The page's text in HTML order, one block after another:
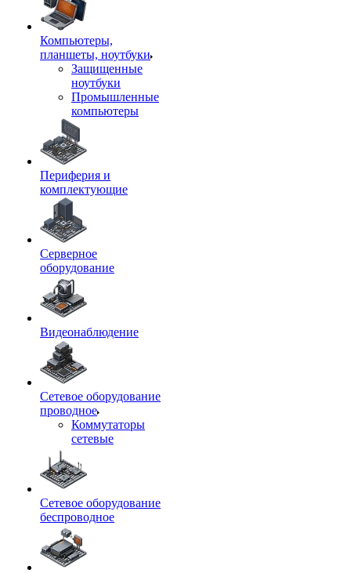
Компьютеры,
планшеты, ноутбуки
Защищенные
ноутбуки
Промышленные
компьютеры
Периферия и
комплектующие
Серверное
оборудование
Видеонаблюдение
Сетевое оборудование
проводное
Коммутаторы
сетевые
Сетевое оборудование
беспроводное